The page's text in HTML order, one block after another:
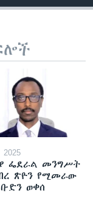
ፌደራል መንግሥት
ጽዮን የሚመራው
ወቀሰ